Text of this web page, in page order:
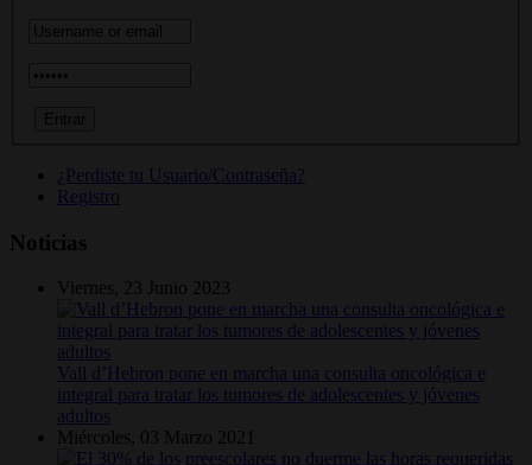
¿Perdiste tu Usuario/Contraseña?
Registro
Noticias
Viernes, 23 Junio 2023
Vall d’Hebron pone en marcha una consulta oncológica e
integral para tratar los tumores de adolescentes y jóvenes
adultos
Miércoles, 03 Marzo 2021